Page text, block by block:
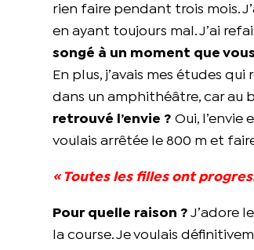
rien faire pendant trois mois.
en ayant toujours mal. J’ai
songé à un moment que
En plus, j’avais mes études
dans un amphithéâtre, car au
retrouvé l’envie ? Oui, l’envie
voulais arrêtée le 800 m et
« Toutes les filles ont
Pour quelle raison ? J’adore
la course. Je voulais